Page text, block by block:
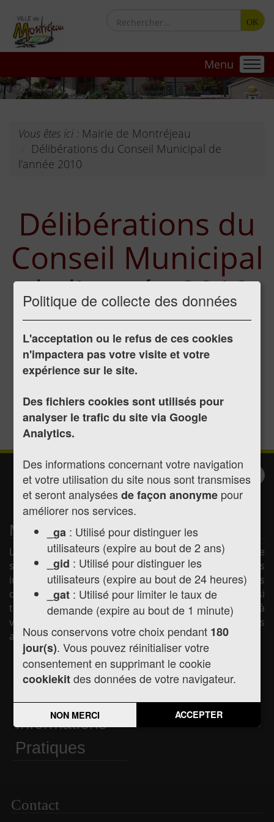
Politique de collecte des données
L'acceptation ou le refus de ces cookies
n'impactera pas votre visite et votre
expérience sur le site.
Des fichiers cookies sont utilisés pour
analyser le trafic du site via Google
Analytics.
Des informations concernant votre navigation
et votre utilisation du site nous sont transmises
et seront analyséesde façon anonyme pour
améliorer nos services.
_ga : Utilisé pour distinguer les
utilisateurs (expire au bout de 2 ans)
_gid : Utilisé pour distinguer les
utilisateurs (expire au bout de 24 heures)
_gat : Utilisé pour limiter le taux de
demande (expire au bout de 1 minute)
Nous conservons votre choix pendant 180
jour(s). Vous pouvez réinitialiser votre
consentement en supprimant le cookie
cookiekitdes données de votre navigateur.
NON MERCI ACCEPTER
OK
Menu
Vous êtes ici : Mairie de Montréjeau
Délibérations du Conseil Municipal de
l'année 2010
Délibérations du
Conseil Municipal
de l'année 2010
Publié le 11/07/2017
Délibération du 15/04/2010
Délibération du 02/08/2010
Délibération du 18/11/2010
Inscription à la
newsletter
Valider
Mairie de Montréjeau
La mairie de Montréjeau vous souhaite la bienvenue
sur son site internet afin de vous présenter les
informations pratiques concernant la mairie (horaires
d'ouverture, les élus, la vie municipale, etc.) mais aussi
toute l'actualité de la commune, les services mis à
votre disposition et les liens utiles pour vos démarches
administratives.
Actualités Agenda
Informations
Pratiques
Contact